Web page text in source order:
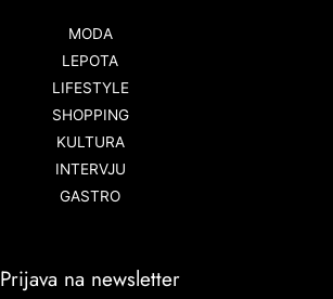
MODA
LEPOTA
LIFESTYLE
SHOPPING
KULTURA
INTERVJU
GASTRO
Prijava na newsletter